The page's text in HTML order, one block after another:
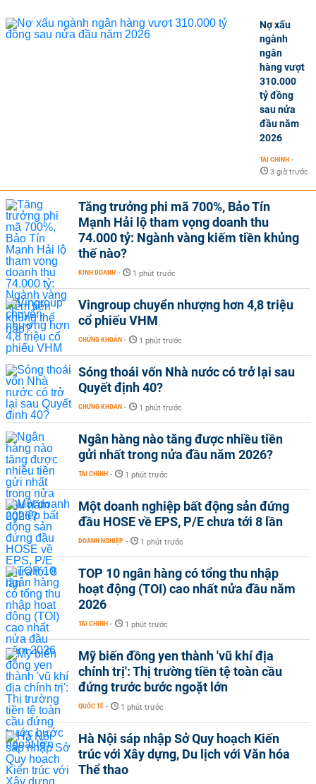
Nợ xấu
ngành
ngân
hàng vượt
310.000
tỷ đồng
sau nửa
đầu năm
2026
TÀI CHÍNH -
3 giờ trước
Tăng trưởng phi mã 700%, Bảo Tín
Mạnh Hải lộ tham vọng doanh thu
74.000 tỷ: Ngành vàng kiếm tiền khủng
thế nào?
KINH DOANH - 1 phút trước
Vingroup chuyển nhượng hơn 4,8 triệu
cổ phiếu VHM
CHỨNG KHOÁN - 1 phút trước
Sóng thoái vốn Nhà nước có trở lại sau
Quyết định 40?
CHỨNG KHOÁN - 1 phút trước
Ngân hàng nào tăng được nhiều tiền
gửi nhất trong nửa đầu năm 2026?
TÀI CHÍNH - 1 phút trước
Một doanh nghiệp bất động sản đứng
đầu HOSE về EPS, P/E chưa tới 8 lần
DOANH NGHIỆP - 1 phút trước
TOP 10 ngân hàng có tổng thu nhập
hoạt động (TOI) cao nhất nửa đầu năm
2026
TÀI CHÍNH - 1 phút trước
Mỹ biến đồng yen thành 'vũ khí địa
chính trị': Thị trường tiền tệ toàn cầu
đứng trước bước ngoặt lớn
QUỐC TẾ - 1 phút trước
Hà Nội sáp nhập Sở Quy hoạch Kiến
trúc với Xây dựng, Du lịch với Văn hóa
Thể thao